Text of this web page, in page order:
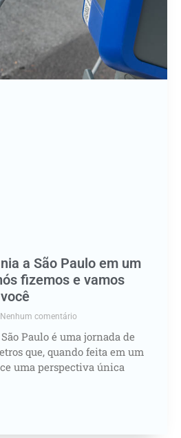
a São Paulo em um
fizemos e vamos
Nenhum comentário
Paulo é uma jornada de
que, quando feita em um
uma perspectiva única